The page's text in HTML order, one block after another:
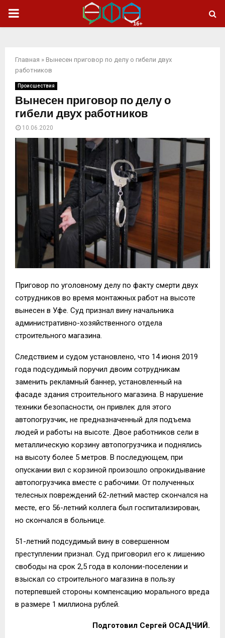
ОСНОВНОЕ
Главная » Вынесен приговор по делу о гибели двух
работников
Происшествия
Вынесен приговор по делу о
гибели двух работников
10.06.2020
Приговор по уголовному делу по факту смерти двух
сотрудников во время монтажных работ на высоте
вынесен в Уфе. Суд признал вину начальника
административно-хозяйственного отдела
строительного магазина.
Следствием и судом установлено, что 14 июня 2019
года подсудимый поручил двоим сотрудникам
заменить рекламный баннер, установленный на
фасаде здания строительного магазина. В нарушение
техники безопасности, он привлек для этого
автопогрузчик, не предназначенный для подъема
людей и работы на высоте. Двое работников сели в
металлическую корзину автопогрузчика и поднялись
на высоту более 5 метров. В последующем, при
опускании вил с корзиной произошло опрокидывание
автопогрузчика вместе с рабочими. От полученных
телесных повреждений 62-летний мастер скончался на
месте, его 56-летний коллега был госпитализирован,
но скончался в больнице.
51-летний подсудимый вину в совершенном
преступлении признал. Суд приговорил его к лишению
свободы на срок 2,5 года в колонии-поселении и
взыскал со строительного магазина в пользу
потерпевшей стороны компенсацию морального вреда
в размере 1 миллиона рублей.
Подготовил Сергей ОСАДЧИЙ.